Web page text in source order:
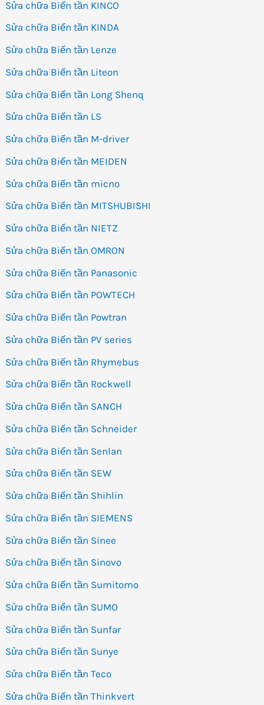
Sửa chữa Biến tần KINCO
Sửa chữa Biến tần KINDA
Sửa chữa Biến tần Lenze
Sửa chữa Biến tần Liteon
Sửa chữa Biến tần Long Shenq
Sửa chữa Biến tần LS
Sửa chữa Biến tần M-driver
Sửa chữa Biến tần MEIDEN
Sửa chữa Biến tần micno
Sửa chữa Biến tần MITSHUBISHI
Sửa chữa Biến tần NIETZ
Sửa chữa Biến tần OMRON
Sửa chữa Biến tần Panasonic
Sửa chữa Biến tần POWTECH
Sửa chữa Biến tần Powtran
Sửa chữa Biến tần PV series
Sửa chữa Biến tần Rhymebus
Sửa chữa Biến tần Rockwell
Sửa chữa Biến tần SANCH
Sửa chữa Biến tần Schneider
Sửa chữa Biến tần Senlan
Sửa chữa Biến tần SEW
Sửa chữa Biến tần Shihlin
Sửa chữa Biến tần SIEMENS
Sửa chữa Biến tần Sinee
Sửa chữa Biến tần Sinovo
Sửa chữa Biến tần Sumitomo
Sửa chữa Biến tần SUMO
Sửa chữa Biến tần Sunfar
Sửa chữa Biến tần Sunye
Sửa chữa Biến tần Teco
Sửa chữa Biến tần Thinkvert